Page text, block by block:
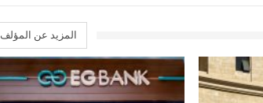
المزيد عن المؤلف